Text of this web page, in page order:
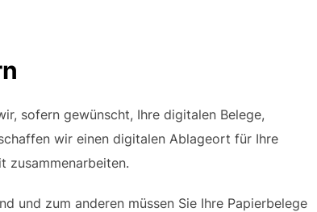
sofern gewünscht, Ihre digitalen Belege,
wir einen digitalen Ablageort für Ihre
zusammenarbeiten.
und zum anderen müssen Sie Ihre Papierbelege